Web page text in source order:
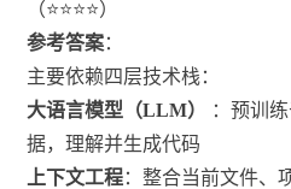
（⭐⭐⭐⭐）
参考答案：
主要依赖四层技术栈：
大语言模型（LLM）
：预训
据，理解并生成代码
上下文工程：整合当前文件、